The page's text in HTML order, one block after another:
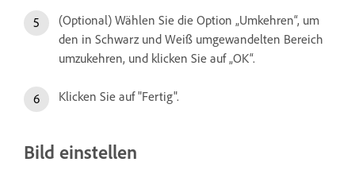
(Optional) Wählen Sie die Option „Umkehren“, um
den in Schwarz und Weiß umgewandelten Bereich
umzukehren, und klicken Sie auf „OK“.
Klicken Sie auf "Fertig".
Bild einstellen